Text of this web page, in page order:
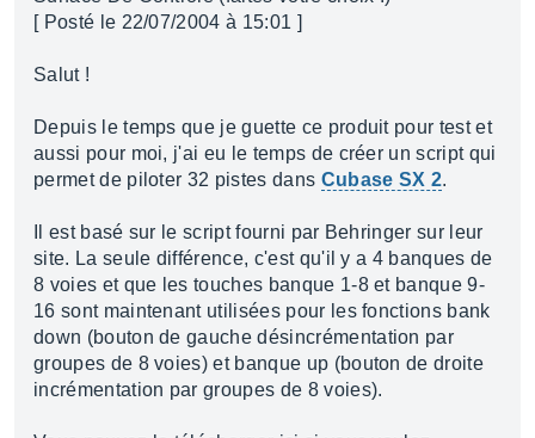
[ Posté le 22/07/2004 à 15:01 ]
Salut !
Depuis le temps que je guette ce produit pour test et
aussi pour moi, j'ai eu le temps de créer un script qui
permet de piloter 32 pistes dans Cubase SX 2.
Il est basé sur le script fourni par Behringer sur leur
site. La seule différence, c'est qu'il y a 4 banques de
8 voies et que les touches banque 1-8 et banque 9-
16 sont maintenant utilisées pour les fonctions bank
down (bouton de gauche désincrémentation par
groupes de 8 voies) et banque up (bouton de droite
incrémentation par groupes de 8 voies).